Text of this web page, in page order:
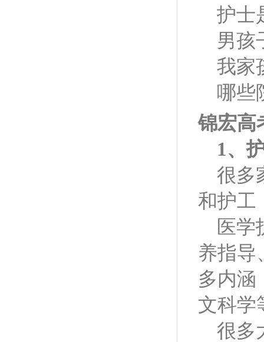
护士
男孩
我家
哪些
锦宏高
1、
很多
和护工
医
养指导
多内涵
文科学
很多